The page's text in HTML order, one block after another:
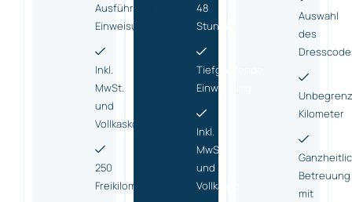
Ausführliche
Einweisung
Inkl.
MwSt.
und
Vollkasko
250
Freikilometer
48
Stunden
Tiefgreifende
Einweisung
Inkl.
MwSt.
und
Vollkasko
Auswahl
des
Kilometer
Betreuung
mit